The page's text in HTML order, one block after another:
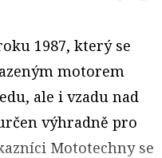
1987, který se
motorem
ale i vzadu nad
výhradně pro
Mototechny se